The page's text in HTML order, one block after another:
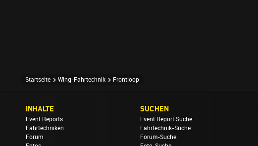
Startseite Wing-Fahrtechnik Frontloop
INHALTE
Event Reports
Fahrtechniken
Forum
SUCHEN
Event Report Suche
Fahrtechnik-Suche
Forum-Suche